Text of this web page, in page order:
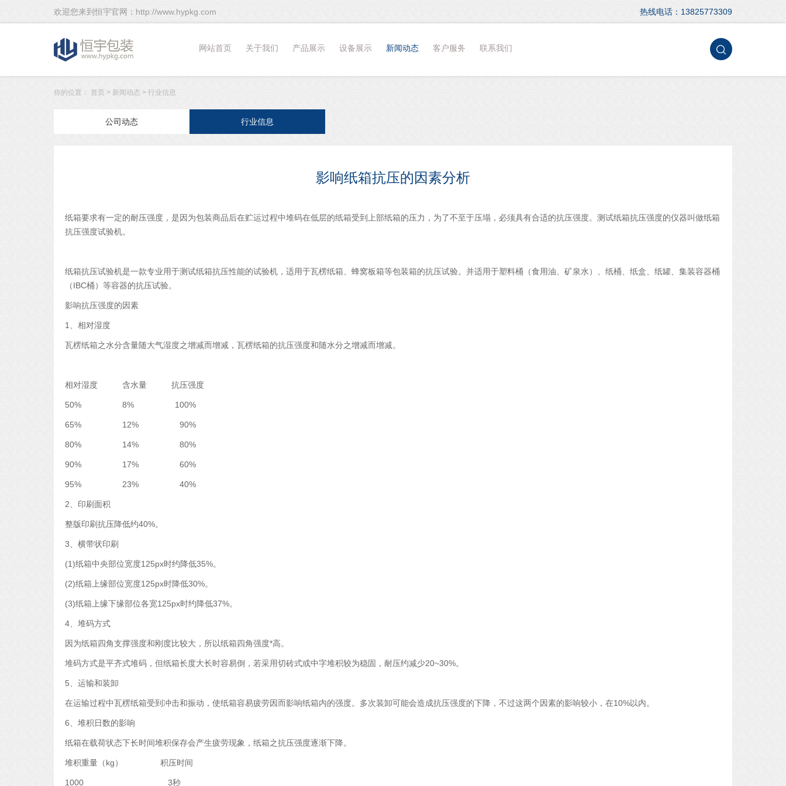
欢迎您来到恒宇官网：http://www.hypkg.com 热线电话：13825773309
网站首页 关于我们 产品展示 设备展示 新闻动态 客户服务 联系我们
你的位置： 首页 > 新闻动态 > 行业信息
公司动态 行业信息
影响纸箱抗压的因素分析
纸箱要求有一定的耐压强度，是因为包装商品后在贮运过程中堆码在低层的纸箱受到上部纸箱的压力，为了不至于压塌，必须具有合适的抗压强度。测试纸箱抗压强度的仪器叫做纸箱
抗压强度试验机。
纸箱抗压试验机是一款专业用于测试纸箱抗压性能的试验机，适用于瓦楞纸箱、蜂窝板箱等包装箱的抗压试验。并适用于塑料桶（食用油、矿泉水）、纸桶、纸盒、纸罐、集装容器桶
（IBC桶）等容器的抗压试验。
影响抗压强度的因素
1、相对湿度
瓦楞纸箱之水分含量随大气湿度之增减而增减，瓦楞纸箱的抗压强度和随水分之增减而增减。
相对湿度 含水量 抗压强度
50% 8% 100%
65% 12% 90%
80% 14% 80%
90% 17% 60%
95% 23% 40%
2、印刷面积
整版印刷抗压降低约40%。
3、横带状印刷
(1)纸箱中央部位宽度125px时约降低35%。
(2)纸箱上缘部位宽度125px时降低30%。
(3)纸箱上缘下缘部位各宽125px时约降低37%。
4、堆码方式
因为纸箱四角支撑强度和刚度比较大，所以纸箱四角强度*高。
堆码方式是平齐式堆码，但纸箱长度大长时容易倒，若采用切砖式或中字堆积较为稳固，耐压约减少20~30%。
5、运输和装卸
在运输过程中瓦楞纸箱受到冲击和振动，使纸箱容易疲劳因而影响纸箱内的强度。多次装卸可能会造成抗压强度的下降，不过这两个因素的影响较小，在10%以内。
6、堆积日数的影响
纸箱在载荷状态下长时间堆积保存会产生疲劳现象，纸箱之抗压强度逐渐下降。
堆积重量（kg） 积压时间
1000 3秒